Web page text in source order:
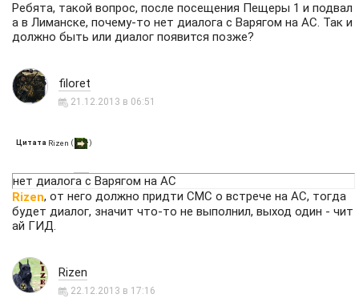
Ребята, такой вопрос, после посещения Пещеры 1 и подвал
а в Лиманске, почему-то нет диалога с Варягом на АС. Так и
должно быть или диалог появится позже?
filoret
21.12.2013 в 06:51
Цитата Rizen ( )
нет диалога с Варягом на АС
Rizen, от него должно придти СМС о встрече на АС, тогда
будет диалог, значит что-то не выполнил, выход один - чит
ай ГИД.
Rizen
22.12.2013 в 17:16